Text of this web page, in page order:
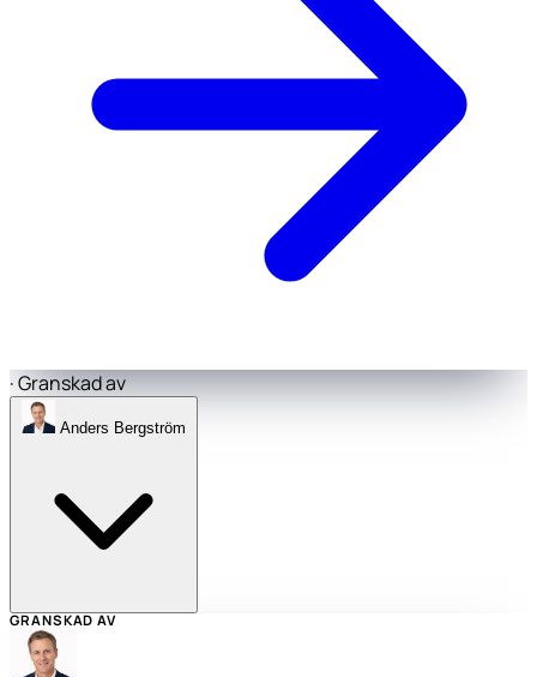
·Granskad av
Anders Bergström
GRANSKAD AV